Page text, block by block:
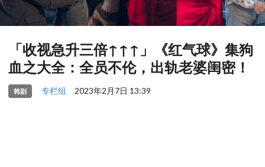
「收视急升三倍↑↑↑」《红气球》集狗
血之大全：全员不伦，出轨老婆闺密！
韩剧 专栏组 2023年2月7日 13:39